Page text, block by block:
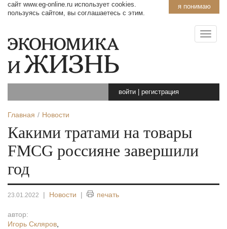
я понимаю
сайт www.eg-online.ru использует cookies.
пользуясь сайтом, вы соглашаетесь с этим.
войти регистрация
Главная Новости
Какими тратами на товары
FMCG россияне завершили
год
23.01.2022 | Новости | печать
автор:
Игорь Скляров